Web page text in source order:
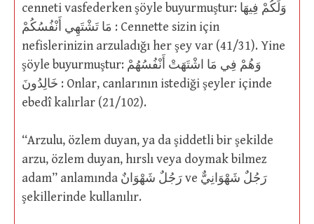
cenneti vasfederken şöyle buyurmuştur: وَلَكُمْ فِيهَا
مَا تَشْتَهِي أَنْفُسُكُمْ : Cennette sizin için
nefislerinizin arzuladığı her şey var (41/31). Yine
şöyle buyurmuştur: وَهُمْ فِي مَا اشْتَهَتْ أَنْفُسُهُمْ
خَالِدُونَ : Onlar, canlarının istediği şeyler içinde
ebedî kalırlar (21/102).
“Arzulu, özlem duyan, ya da şiddetli bir şekilde
arzu, özlem duyan, hırslı veya doymak bilmez
adam” anlamında رَجُلٌ شَهْوَانٌ ve رَجُلٌ شَهْوَانِيٌّ
şekillerinde kullanılır.